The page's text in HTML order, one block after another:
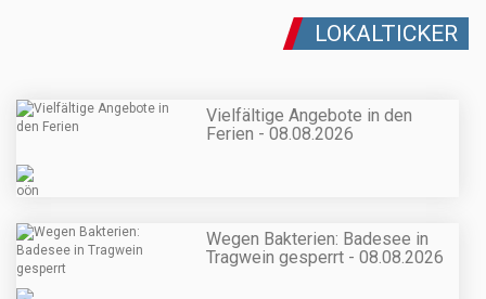
LOKALTICKER
Vielfältige Angebote in den
Ferien - 08.08.2026
Wegen Bakterien: Badesee in
Tragwein gesperrt - 08.08.2026